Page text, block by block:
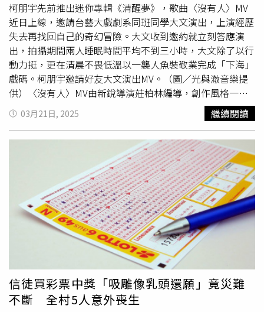
柯朋宇先前推出迷你專輯《清醒夢》，歌曲〈沒有人〉MV
近日上線，邀請台藝大戲劇系同班同學大文演出，上演經歷
失去再找回自己的奇幻冒險。大文收到邀約就立刻答應演
出，拍攝期間兩人睡眠時間平均不到三小時，大文除了以行
動力挺，更在清晨不畏低溫以一襲人魚裝敬業完成「下海」
戲碼。柯朋宇邀請好友大文演出MV。（圖／光與澈音樂提
供）〈沒有人〉MV由新銳導演莊柏林編導，創作風格一向
夢幻詼諧的他，爲柯朋宇發想了一個關於陪伴故事。全片使
用iPhone 16 Pro拍攝，希望以好友視角出發，展開一場陪
伴心碎失戀、療癒心靈再找回自我的旅程，MV除了與歌曲
「無怨無悔為對方付出」的概念深度結合之外，透過鏡頭也
還原柯朋宇與大文私下相處的真實模樣。大文過年時以人魚
裝搶先發布致敬《第六感情緣之人魚傳說》的賀年短片，已
於社群平台突破50萬點閱，引起不的小話題。而隨著〈沒有
人〉MV上線，柯朋宇表示：「這幾個月有很多令人感到傷
心的事情，期待這首溫暖的歌曲能夠撫慰並且陪伴每一顆受
傷的心。」
03月21日, 2025 繼續閱讀
信徒買彩票中獎「吸雕像乳頭還願」竟災難
不斷 全村5人意外喪生